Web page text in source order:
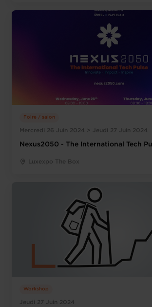
Mercredi 26 Juin 2024 > Jeudi 27 Juin 2024
Foire / salon
Nexus2050 - The International Tech
Luxexpo The Box
Jeudi 27 Juin 2024
Workshop